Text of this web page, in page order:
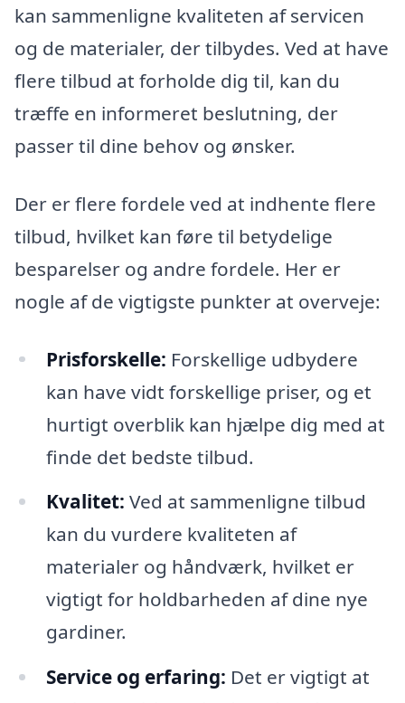
kan sammenligne kvaliteten af servicen
og de materialer, der tilbydes. Ved at have
flere tilbud at forholde dig til, kan du
træffe en informeret beslutning, der
passer til dine behov og ønsker.
Der er flere fordele ved at indhente flere
tilbud, hvilket kan føre til betydelige
besparelser og andre fordele. Her er
nogle af de vigtigste punkter at overveje:
Prisforskelle: Forskellige udbydere
kan have vidt forskellige priser, og et
hurtigt overblik kan hjælpe dig med at
finde det bedste tilbud.
Kvalitet: Ved at sammenligne tilbud
kan du vurdere kvaliteten af
materialer og håndværk, hvilket er
vigtigt for holdbarheden af dine nye
gardiner.
Service og erfaring: Det er vigtigt at